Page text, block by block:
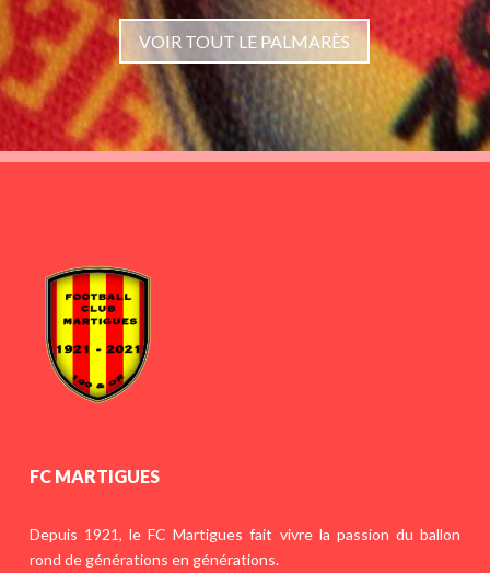
VOIR TOUT LE PALMARÈS
FC MARTIGUES
Depuis 1921, le FC Martigues fait vivre la passion du ballon
rond de générations en générations.